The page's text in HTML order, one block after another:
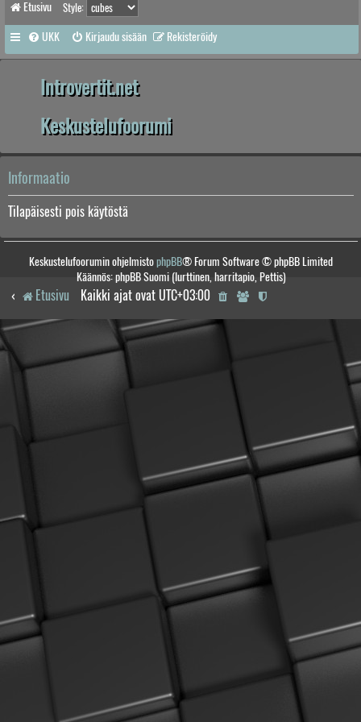
Etusivu Style:
UKK Kirjaudu sisään Rekisteröidy
Introvertit.net
Keskustelufoorumi
Informaatio
Tilapäisesti pois käytöstä
Keskustelufoorumin ohjelmistophpBB® Forum Software © phpBB Limited
Käännös: phpBB Suomi (lurttinen, harritapio, Pettis)
Etusivu Kaikki ajat ovat UTC+03:00